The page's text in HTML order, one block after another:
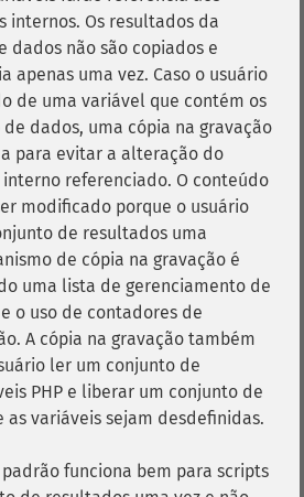
internos. Os resultados da
dados não são copiados e
apenas uma vez. Caso o usuário
de uma variável que contém os
dados, uma cópia na gravação
para evitar a alteração do
referenciado. O conteúdo
modificado porque o usuário
de resultados uma
de cópia na gravação é
uma lista de gerenciamento de
o uso de contadores de
A cópia na gravação também
ler um conjunto de
​​PHP e liberar um conjunto de
as variáveis ​​sejam desdefinidas.
funciona bem para scripts